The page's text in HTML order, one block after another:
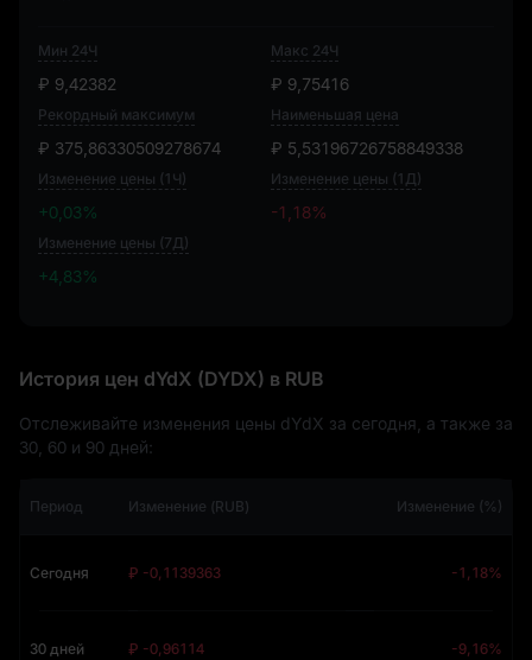
Мин 24Ч
₽ 9,42382
Макс 24Ч
₽ 9,75416
Рекордный максимум
₽ 375,86330509278674
Наименьшая цена
₽ 5,53196726758849338
Изменение цены (1Ч)
+0,03%
Изменение цены (1Д)
-1,18%
Изменение цены (7Д)
+4,83%
История цен dYdX (DYDX) в RUB
Отслеживайте изменения цены dYdX за сегодня, а также за
30, 60 и 90 дней:
Период Изменение (RUB) Изменение (%)
Сегодня ₽ -0,1139363 -1,18%
30 дней ₽ -0,96114 -9,16%